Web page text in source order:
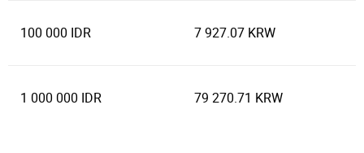
100 000 IDR 7 927.07 KRW
1 000 000 IDR 79 270.71 KRW